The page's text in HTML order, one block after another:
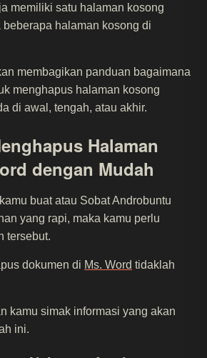
memiliki satu halaman kosong
halaman kosong di
membagikan panduan bagaimana
menghapus halaman kosong
di awal, tengah, atau akhir.
Halaman
dengan Mudah
buat atau Sobat Androbuntu
yang rapi, maka kamu perlu
tersebut.
dokumen di Ms. Word tidaklah
kamu simak informasi yang akan
ini.